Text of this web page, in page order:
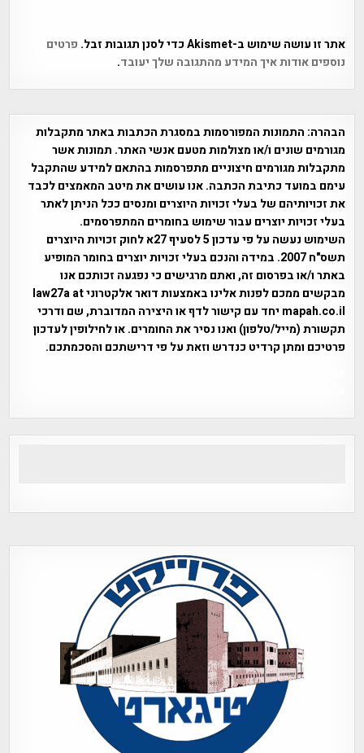
אתר זו עושה שימוש ב-Akismet כדי לסנן תגובות זבל.
פרטים
נוספים אודות איך המידע מהתגובה שלך יעובד.
הבהרה: התמונות המפורסמות במסגרת הכתבות באתר מתקבלות
מגורמים שונים ו/או מצולמות מטעם אנשי האתר. תמונות אשר
מתקבלות מגורמים חיצוניים מתפרסמות בהתאם למידע שהתקבל
עימם במועד כתיבת הכתבה. אנו עושים את מיטב המאמצים לכבד
את זכויותיהם של בעלי זכויות היוצרים ומנסים ככל הניתן לאתר
בעלי זכויות יוצרים עבור שימוש בחומרים המתפרסמים.
השימוש נעשה על פי עדכון 5 לסעיף 27א לחוק זכויות היוצרים
תשס"ח 2007. במידה והנכם בעלי זכויות יוצרים בחומר המופיע
באתר ו/או בפרסום זה, ואתם מרגישים כי נפגעה זכותכם אנו
מבקשים ממכם לפנות אלינו באמצעות דואר אלקטרוני law27a at
mapah.co.il יחד עם קישור לדף או היצירה המדוברת, שם ודרכי
תקשורת (מייל/טלפון) ואנו נסיר את החומרים. או לחילופין לעדכון
פרטיכם ומתן קרדיט כנדרש וזאת על פי דרישתכם והסכמתכם.